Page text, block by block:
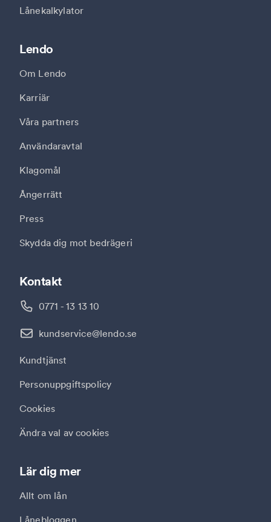
Lånekalkylator
Lär dig mer
Allt om lån
Lånebloggen
Kontakt
0771 - 13 13 10
kundservice@lendo.se
Kundtjänst
Personuppgiftspolicy
Cookies
Ändra val av cookies
Lendo
Om Lendo
Karriär
Våra partners
Användaravtal
Klagomål
Ångerrätt
Press
Skydda dig mot bedrägeri